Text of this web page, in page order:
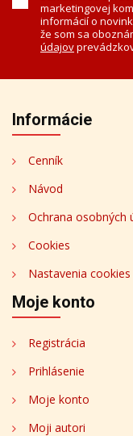
marketingovej
informácií o
že som sa
údajov
Informácie
Cenník
Návod
Ochrana osobných
Cookies
Nastavenia cookies
Moje konto
Registrácia
Prihlásenie
Moje konto
Moji autori